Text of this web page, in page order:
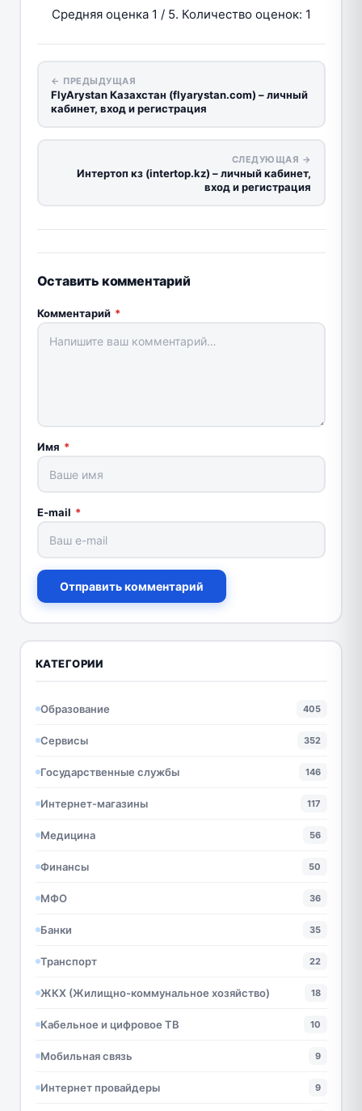
Средняя оценка 1 / 5. Количество оценок: 1
← ПРЕДЫДУЩАЯ
FlyArystan Казахстан (flyarystan.com) – личный
кабинет, вход и регистрация
СЛЕДУЮЩАЯ →
Интертоп кз (intertop.kz) – личный кабинет,
вход и регистрация
Оставить комментарий
Комментарий *
Имя *
E-mail *
Отправить комментарий
КАТЕГОРИИ
Образование 405
Сервисы 352
Государственные службы 146
Интернет-магазины 117
Медицина 56
Финансы 50
МФО 36
Банки 35
Транспорт 22
ЖКХ (Жилищно-коммунальное хозяйство) 18
Кабельное и цифровое ТВ 10
Мобильная связь 9
Интернет провайдеры 9